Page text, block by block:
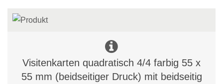
Visitenkarten quadratisch 4/4 farbig 55 x
55 mm (beidseitiger Druck) mit beidseitig